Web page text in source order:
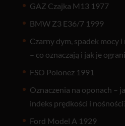
GAZ Czajka M13 1977
BMW Z3 E36/7 1999
Czarny dym, spadek mocy
– co oznaczają i jak je
FSO Polonez 1991
Oznaczenia na oponach –
indeks prędkości i
Ford Model A 1929